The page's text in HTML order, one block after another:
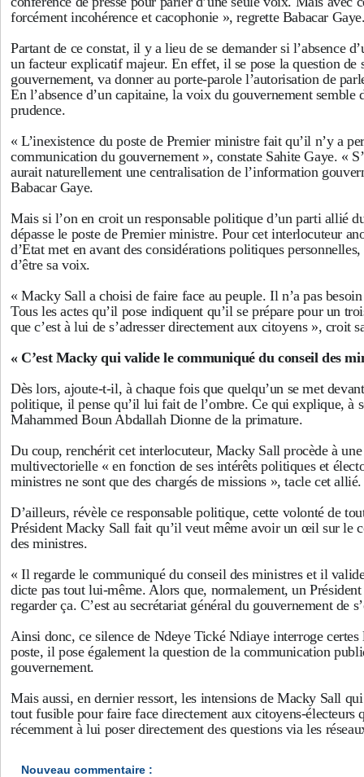
forcément incohérence et cacophonie », regrette Babacar
Partant de ce constat, il y a lieu de se demander si l’absence
un facteur explicatif majeur. En effet, il se pose la question de
gouvernement, va donner au porte-parole l’autorisation de
En l’absence d’un capitaine, la voix du gouvernement semble
prudence.
« L’inexistence du poste de Premier ministre fait qu’il n’y a
communication du gouvernement », constate Sahite Gaye. «
aurait naturellement une centralisation de l’information
Babacar Gaye.
Mais si l’on en croit un responsable politique d’un parti allié
dépasse le poste de Premier ministre. Pour cet interlocuteur
d’Etat met en avant des considérations politiques
d’être sa voix.
« Macky Sall a choisi de faire face au peuple. Il n’a pas
Tous les actes qu’il pose indiquent qu’il se prépare pour un
que c’est à lui de s’adresser directement aux citoyens », croit
« C’est Macky qui valide le communiqué du conseil des
Dès lors, ajoute-t-il, à chaque fois que quelqu’un se met
politique, il pense qu’il lui fait de l’ombre. Ce qui explique, à
Mahammed Boun Abdallah Dionne de la primature.
Du coup, renchérit cet interlocuteur, Macky Sall procède à
multivectorielle « en fonction de ses intérêts politiques et
ministres ne sont que des chargés de missions », tacle cet allié.
D’ailleurs, révèle ce responsable politique, cette volonté de
Président Macky Sall fait qu’il veut même avoir un œil sur le
des ministres.
« Il regarde le communiqué du conseil des ministres et il
dicte pas tout lui-même. Alors que, normalement, un Président
regarder ça. C’est au secrétariat général du gouvernement de
Ainsi donc, ce silence de Ndeye Tické Ndiaye interroge
poste, il pose également la question de la communication
gouvernement.
Mais aussi, en dernier ressort, les intensions de Macky Sall
tout fusible pour faire face directement aux citoyens-électeurs
récemment à lui poser directement des questions via les
Nouveau commentaire :